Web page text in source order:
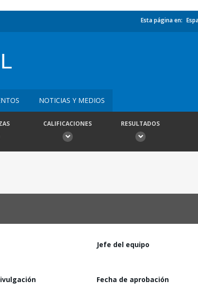
Esta página en:
NOTICIAS Y MEDIOS
CALIFICACIONES RESULTADOS
Jefe del equipo
Fecha de aprobación